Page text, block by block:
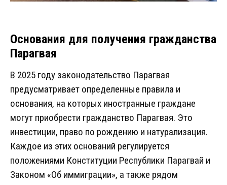
Основания для получения гражданства
Парагвая
В 2025 году законодательство Парагвая
предусматривает определенные правила и
основания, на которых иностранные граждане
могут приобрести гражданство Парагвая. Это
инвестиции, право по рождению и натурализация.
Каждое из этих оснований регулируется
положениями Конституции Республики Парагвай и
Законом «Об иммиграции», а также рядом